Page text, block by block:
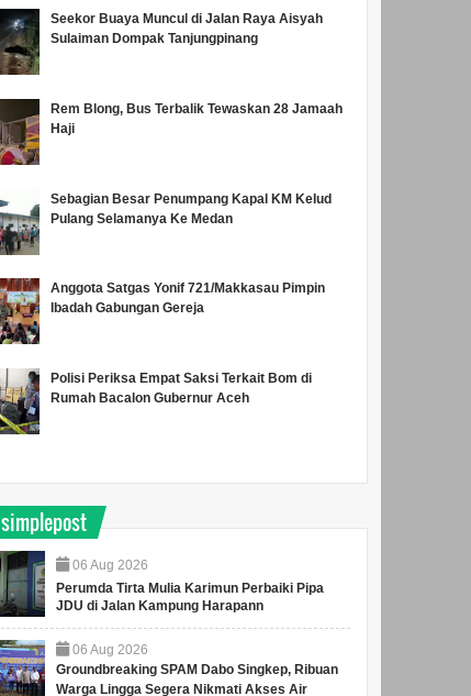
Seekor Buaya Muncul di Jalan Raya Aisyah
Sulaiman Dompak Tanjungpinang
Rem Blong, Bus Terbalik Tewaskan 28 Jamaah
Haji
Sebagian Besar Penumpang Kapal KM Kelud
Pulang Selamanya Ke Medan
Anggota Satgas Yonif 721/Makkasau Pimpin
Ibadah Gabungan Gereja
Polisi Periksa Empat Saksi Terkait Bom di
Rumah Bacalon Gubernur Aceh
simplepost
06 Aug 2026
Perumda Tirta Mulia Karimun Perbaiki Pipa
JDU di Jalan Kampung Harapann
06 Aug 2026
Groundbreaking SPAM Dabo Singkep, Ribuan
Warga Lingga Segera Nikmati Akses Air